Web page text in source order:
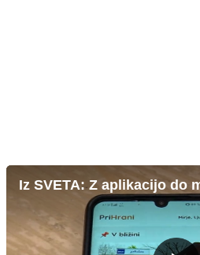
Iz SVETA: Z aplikacijo do